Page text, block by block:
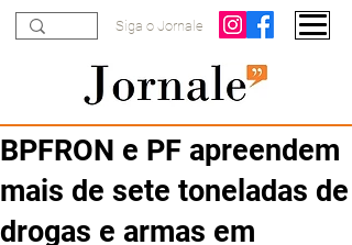
Siga o Jornale
BPFRON e PF apreendem
mais de sete toneladas de
drogas e armas em